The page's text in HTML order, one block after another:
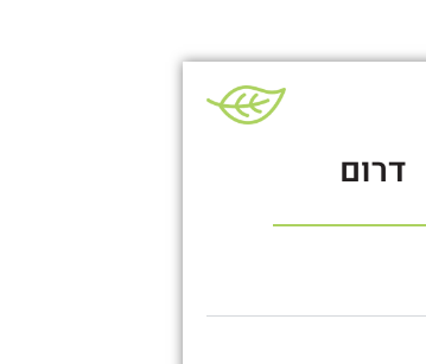
דרום